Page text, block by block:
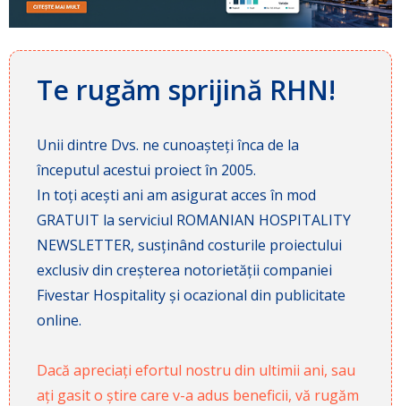
Te rugăm sprijină RHN!
Unii dintre Dvs. ne cunoașteți înca de la
începutul acestui proiect în 2005.
In toți acești ani am asigurat acces în mod
GRATUIT la serviciul ROMANIAN HOSPITALITY
NEWSLETTER, susținând costurile proiectului
exclusiv din creșterea notorietății companiei
Fivestar Hospitality și ocazional din publicitate
online.
Dacă apreciați efortul nostru din ultimii ani, sau
ați gasit o știre care v-a adus beneficii, vă rugăm